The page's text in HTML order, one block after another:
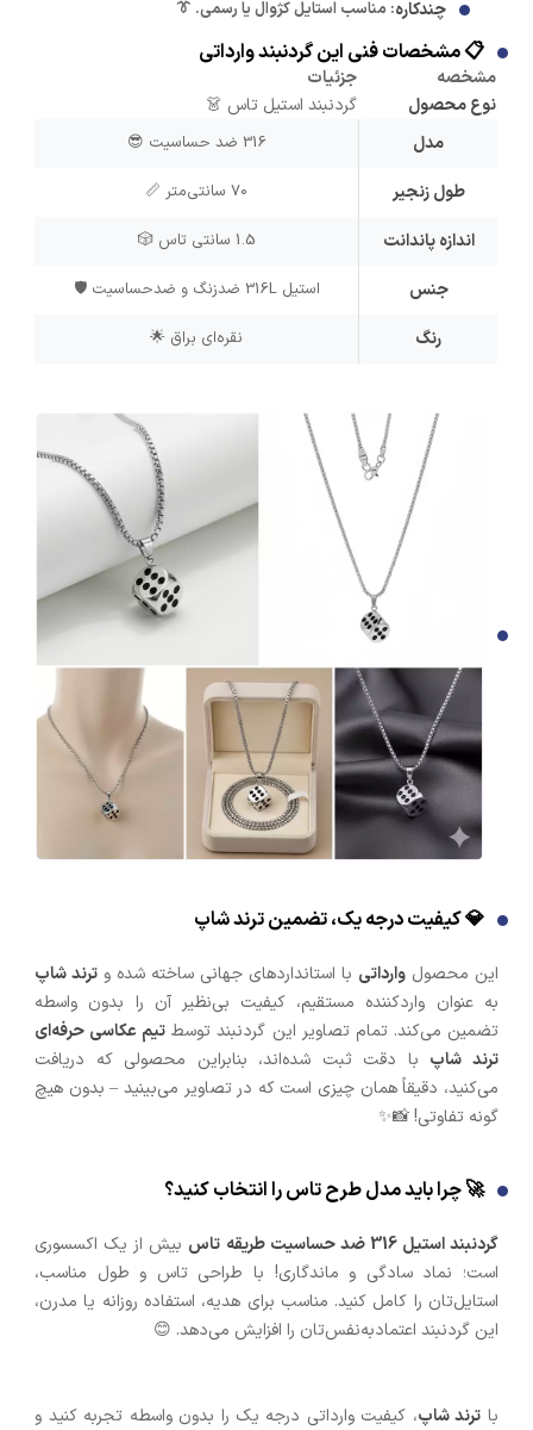
چندکاره: مناسب استایل کژوال یا رسمی. 👔
📋 مشخصات فنی این گردنبند وارداتی
مشخصه
جزئیات
نوع محصول
گردنبند استیل تاس 👗
مدل
316 ضد حساسیت 😎
طول زنجیر 70 سانتی‌متر 📏
اندازه پاندانت 1.5 سانتی تاس 🎲
جنس استیل 316L ضدزنگ و ضدحساسیت 🛡️
رنگ نقره‌ای براق 🌟
💎 کیفیت درجه یک، تضمین ترند شاپ
این محصولوارداتی با استانداردهای جهانی ساخته شده و ترند شاپ
به عنوان واردکننده مستقیم، کیفیت بی‌نظیر آن را بدون واسطه
تضمین می‌کند. تمام تصاویر این گردنبند توسط تیم عکاسی حرفه‌ای
ترند شاپ با دقت ثبت شده‌اند، بنابراین محصولی که دریافت
می‌کنید، دقیقاً همان چیزی است که در تصاویر می‌بینید – بدون هیچ
گونه تفاوتی! 📸✨
🚀 چرا باید مدل طرح تاس را انتخاب کنید؟
گردنبند استیل 316 ضد حساسیت طریقه تاس
بیش از یک اکسسوری
است؛ نماد سادگی و ماندگاری! با طراحی تاس و طول مناسب،
استایل‌تان را کامل کنید. مناسب برای هدیه، استفاده روزانه یا مدرن،
این گردنبند اعتمادبه‌نفس‌تان را افزایش می‌دهد. 😊
با ترند شاپ، کیفیت وارداتی درجه یک را بدون واسطه تجربه کنید و